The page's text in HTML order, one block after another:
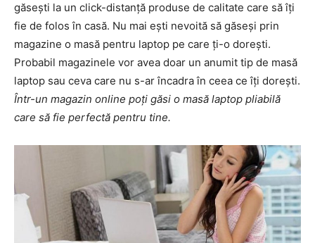
găsești la un click-distanță produse de calitate care să îți
fie de folos în casă. Nu mai ești nevoită să găseși prin
magazine o masă pentru laptop pe care ți-o dorești.
Probabil magazinele vor avea doar un anumit tip de masă
laptop sau ceva care nu s-ar încadra în ceea ce îți dorești.
Într-un magazin online poți găsi o masă laptop pliabilă
care să fie perfectă pentru tine.